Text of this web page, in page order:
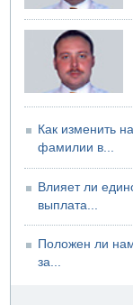
06.08.2026 13:07
Возле Кирьят-
06.08.2026 12:06
США не будут
06.08.2026 11:41
Как изменить
фамилии в...
Влияет ли
выплата...
Положен ли
за...